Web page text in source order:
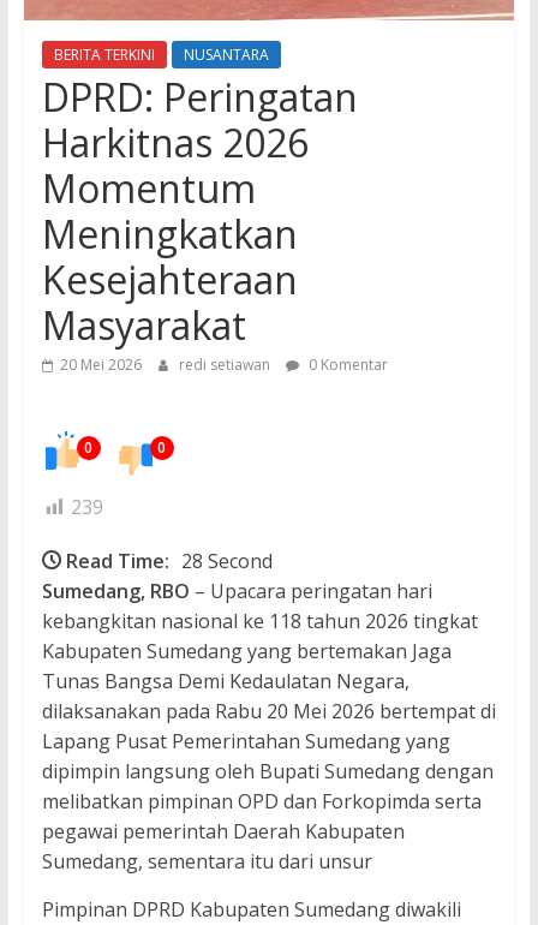
BERITA TERKINI NUSANTARA
DPRD: Peringatan
Harkitnas 2026
Momentum
Meningkatkan
Kesejahteraan
Masyarakat
20 Mei 2026 redi setiawan 0 Komentar
0 0
239
Read Time: 28 Second
Sumedang, RBO – Upacara peringatan hari
kebangkitan nasional ke 118 tahun 2026 tingkat
Kabupaten Sumedang yang bertemakan Jaga
Tunas Bangsa Demi Kedaulatan Negara,
dilaksanakan pada Rabu 20 Mei 2026 bertempat di
Lapang Pusat Pemerintahan Sumedang yang
dipimpin langsung oleh Bupati Sumedang dengan
melibatkan pimpinan OPD dan Forkopimda serta
pegawai pemerintah Daerah Kabupaten
Sumedang, sementara itu dari unsur
Pimpinan DPRD Kabupaten Sumedang diwakili